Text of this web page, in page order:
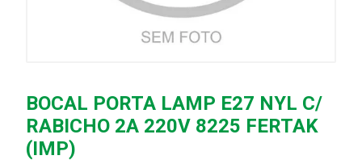
BOCAL PORTA LAMP E27 NYL C/
RABICHO 2A 220V 8225 FERTAK
(IMP)